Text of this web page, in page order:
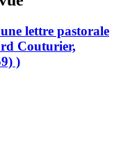
lettre pastorale
Couturier,
)